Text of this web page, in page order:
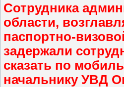
Сотрудника
области,
паспортно-
задержали
сказать по
начальнику УВД